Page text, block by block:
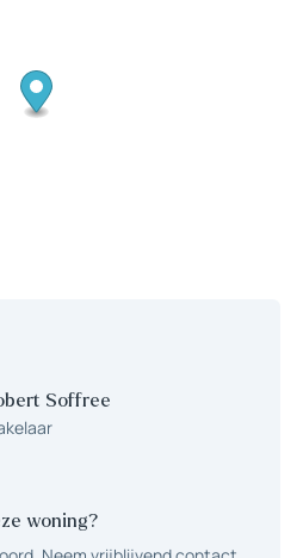
geeft tot de twee slaapkamers,
airco welke zowel koelt als
is voorzien van een
slaapkamer is voorzien van
verwarmt. In de technische
voor de wasapparatuur, de CV
ventilatie en de
Het royale dakterras heeft een
het dakterras kunt u vrijwel de
doordat geen hoogbouw de zon
Soffree
woning?